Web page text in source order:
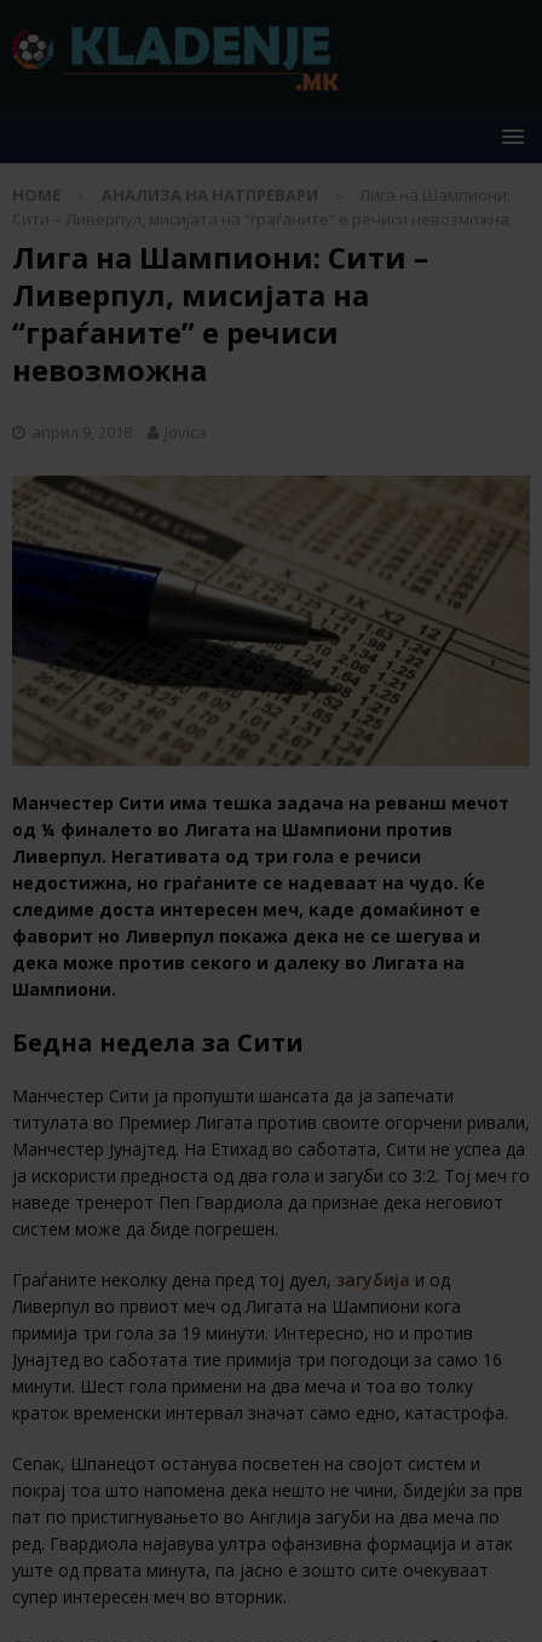
HOME АНАЛИЗА НА НАТПРЕВАРИ
Лига на Шампиони:
Сити – Ливерпул, мисијата на “граѓаните” е речиси невозможна
Лига на Шампиони: Сити –
Ливерпул, мисијата на
“граѓаните” е речиси
невозможна
април 9, 2018 Jovica
Манчестер Сити има тешка задача на реванш мечот
од ¼ финалето во Лигата на Шампиони против
Ливерпул. Негативата од три гола е речиси
недостижна, но граѓаните се надеваат на чудо. Ќе
следиме доста интересен меч, каде домаќинот е
фаворит но Ливерпул покажа дека не се шегува и
дека може против секого и далеку во Лигата на
Шампиони.
Бедна недела за Сити
Манчестер Сити ја пропушти шансата да ја запечати
титулата во Премиер Лигата против своите огорчени ривали,
Манчестер Јунајтед. На Етихад во саботата, Сити не успеа да
ја искористи предноста од два гола и загуби со 3:2. Тој меч го
наведе тренерот Пеп Гвардиола да признае дека неговиот
систем може да биде погрешен.
Граѓаните неколку дена пред тој дуел, загубија и од
Ливерпул во првиот меч од Лигата на Шампиони кога
примија три гола за 19 минути. Интересно, но и против
Јунајтед во саботата тие примија три погодоци за само 16
минути. Шест гола примени на два меча и тоа во толку
краток временски интервал значат само едно, катастрофа.
Сепак, Шпанецот останува посветен на својот систем и
покрај тоа што напомена дека нешто не чини, бидејќи за прв
пат по пристигнувањето во Англија загуби на два меча по
ред. Гвардиола најавува ултра офанзивна формација и атак
уште од првата минута, па јасно е зошто сите очекуваат
супер интересен меч во вторник.